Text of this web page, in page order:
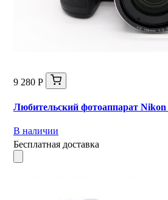
9 280 Р
Любительский фотоаппарат
В наличии
Бесплатная доставка